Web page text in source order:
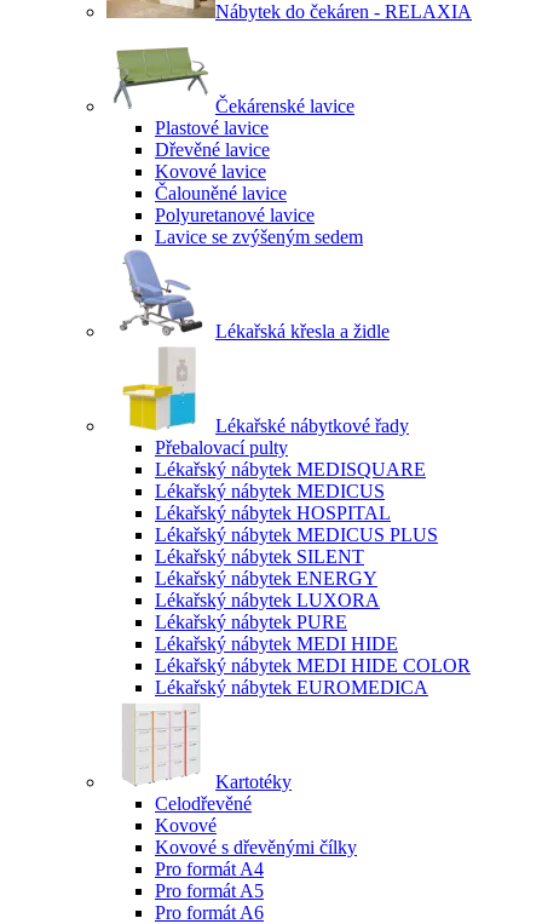
Nábytek do čekáren - RELAXIA
Čekárenské lavice
Plastové lavice
Dřevěné lavice
Kovové lavice
Čalouněné lavice
Polyuretanové lavice
Lavice se zvýšeným sedem
Lékařská křesla a židle
Lékařské nábytkové řady
Přebalovací pulty
Lékařský nábytek MEDISQUARE
Lékařský nábytek MEDICUS
Lékařský nábytek HOSPITAL
Lékařský nábytek MEDICUS PLUS
Lékařský nábytek SILENT
Lékařský nábytek ENERGY
Lékařský nábytek LUXORA
Lékařský nábytek PURE
Lékařský nábytek MEDI HIDE
Lékařský nábytek MEDI HIDE COLOR
Lékařský nábytek EUROMEDICA
Kartotéky
Celodřevěné
Kovové
Kovové s dřevěnými čílky
Pro formát A4
Pro formát A5
Pro formát A6